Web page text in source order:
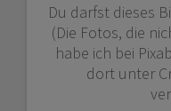
Du darfst dieses
(Die Fotos, die
habe ich bei
dort unter